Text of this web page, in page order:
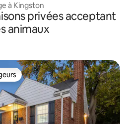
à Kingston
privées acceptant
animaux
les plus appréciés